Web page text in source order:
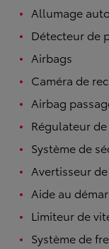
Allumage
Détecteur de
Airbags
Caméra de
Airbag
Régulateur
Système de
Avertisseur
Aide au
Limiteur de
Système de